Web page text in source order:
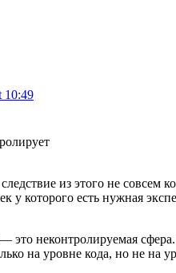
10:49
из этого не совсем
у которого есть нужная
это неконтролируемая
на уровне кода, но не на